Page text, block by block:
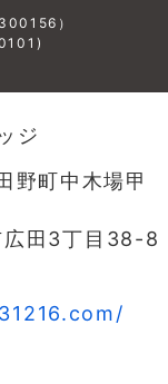
）
ジ
野町中木場甲
田3丁目38-8